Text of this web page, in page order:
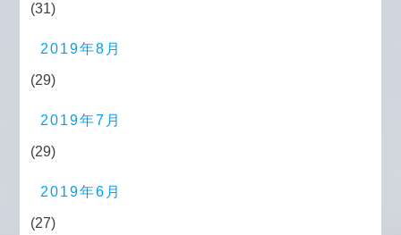
(31)
2019年8月
(29)
2019年7月
(29)
2019年6月
(27)